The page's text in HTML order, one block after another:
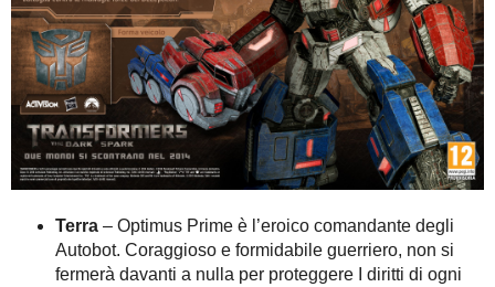
Terra – Optimus Prime è l’eroico comandante degli
Autobot. Coraggioso e formidabile guerriero, non si
fermerà davanti a nulla per proteggere I diritti di ogni